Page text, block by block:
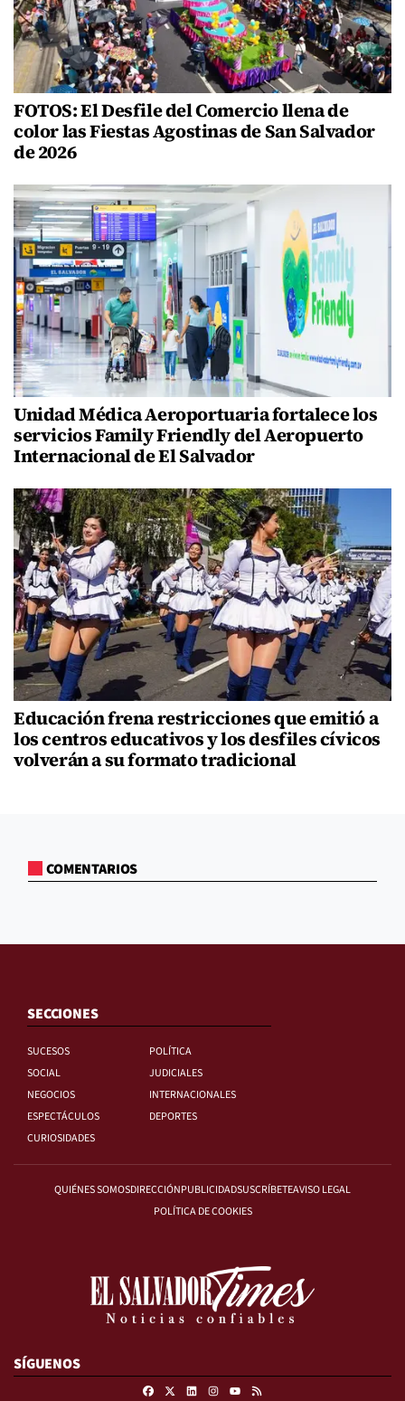
FOTOS: El Desfile del Comercio llena de
color las Fiestas Agostinas de San Salvador
de 2026
Unidad Médica Aeroportuaria fortalece los
servicios Family Friendly del Aeropuerto
Internacional de El Salvador
Educación frena restricciones que emitió a
los centros educativos y los desfiles cívicos
volverán a su formato tradicional
COMENTARIOS
SECCIONES
SUCESOS
POLÍTICA
SOCIAL
JUDICIALES
NEGOCIOS
INTERNACIONALES
ESPECTÁCULOS
DEPORTES
CURIOSIDADES
QUIÉNES SOMOSDIRECCIÓNPUBLICIDADSUSCRÍBETEAVISO LEGAL
POLÍTICA DE COOKIES
SÍGUENOS
FacebookLinkedinInstagram